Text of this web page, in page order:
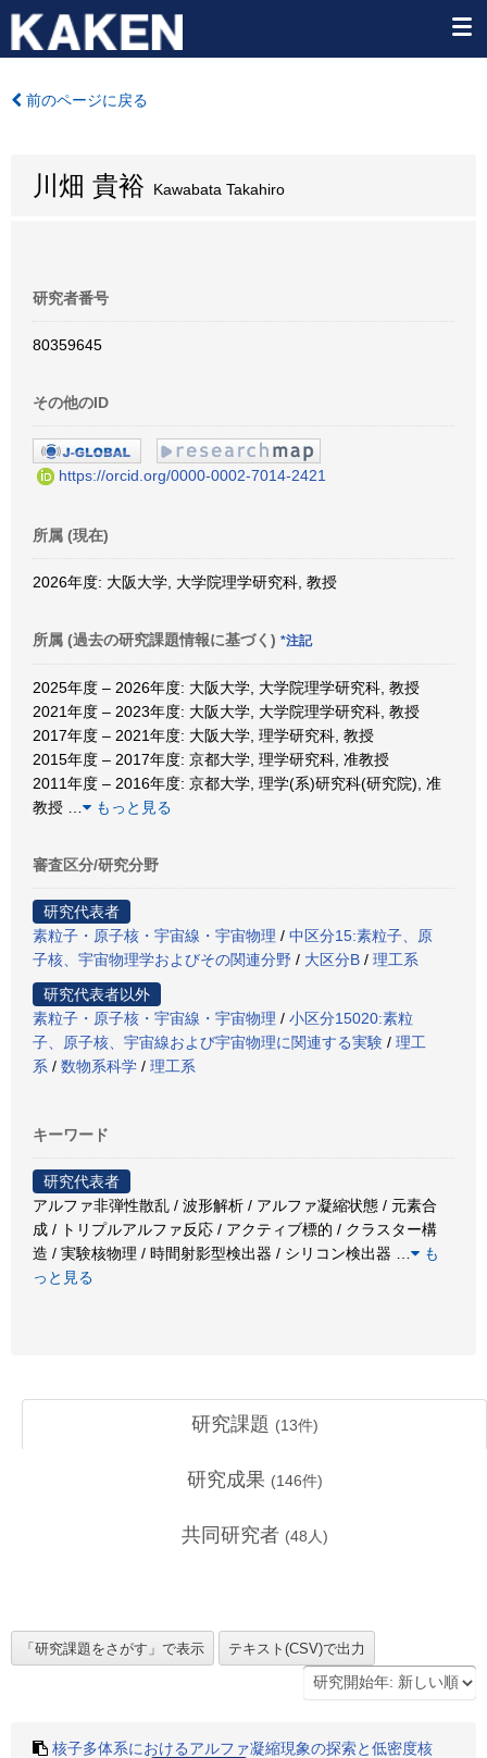
前のページに戻る
川畑 貴裕 Kawabata Takahiro
研究者番号
80359645
その他のID
https://orcid.org/0000-0002-7014-2421
所属 (現在)
2026年度: 大阪大学, 大学院理学研究科, 教授
所属 (過去の研究課題情報に基づく) *注記
2025年度 – 2026年度: 大阪大学, 大学院理学研究科, 教授
2021年度 – 2023年度: 大阪大学, 大学院理学研究科, 教授
2017年度 – 2021年度: 大阪大学, 理学研究科, 教授
2015年度 – 2017年度: 京都大学, 理学研究科, 准教授
2011年度 – 2016年度: 京都大学, 理学(系)研究科(研究院), 准
教授
もっと見る
審査区分/研究分野
研究代表者
素粒子・原子核・宇宙線・宇宙物理 / 中区分15:素粒子、原
子核、宇宙物理学およびその関連分野 / 大区分B / 理工系
研究代表者以外
素粒子・原子核・宇宙線・宇宙物理 / 小区分15020:素粒
子、原子核、宇宙線および宇宙物理に関連する実験 / 理工
系 / 数物系科学 / 理工系
キーワード
研究代表者
アルファ非弾性散乱 / 波形解析 / アルファ凝縮状態 / 元素合
成 / トリプルアルファ反応 / アクティブ標的 / クラスター構
造 / 実験核物理 / 時間射影型検出器 / シリコン検出器
も
っと見る
研究課題 (13件)
研究成果 (146件)
共同研究者 (48 人)
核子多体系におけるアルファ凝縮現象の探索と低密度核